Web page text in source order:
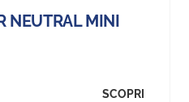
NEUTRAL MINI
SCOPRI